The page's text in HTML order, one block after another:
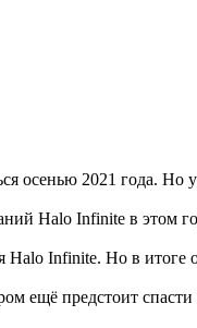
осенью 2021 года. Но
Halo Infinite в этом
Halo Infinite. Но в
ещё предстоит спасти